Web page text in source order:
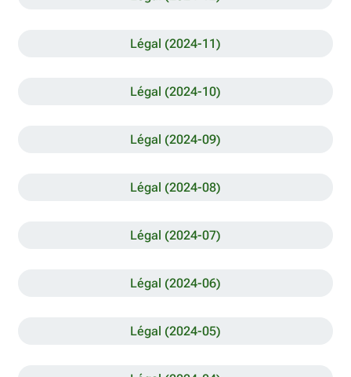
Légal (2024-11)
Légal (2024-10)
Légal (2024-09)
Légal (2024-08)
Légal (2024-07)
Légal (2024-06)
Légal (2024-05)